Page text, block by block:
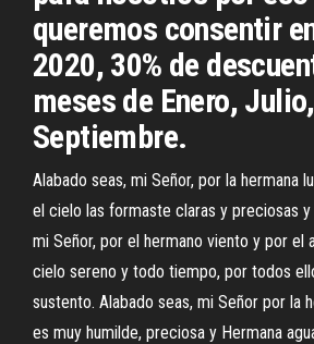
queremos consentir
2020, 30% de
meses de Enero,
Septiembre.
Alabado seas, mi Señor, por la hermana
el cielo las formaste claras y preciosas y
mi Señor, por el hermano viento y por el
cielo sereno y todo tiempo, por todos
sustento. Alabado seas, mi Señor por la
es muy humilde, preciosa y Hermana